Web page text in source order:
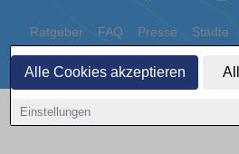
Alle Cookies akzeptieren
Einstellungen
Ratgeber FAQ Presse Städte
Datenschutz
Copyright © 2000 - 2026 | 1A Infosysteme